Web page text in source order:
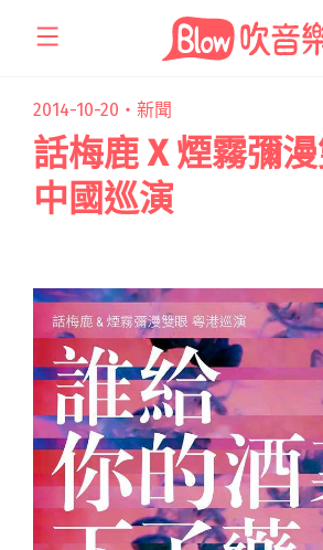
2014-10-20・ 新聞
話梅鹿 X 煙霧彌
中國巡演